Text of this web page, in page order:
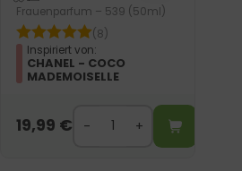
Frauenparfum – 539 (50ml)
(8)
Inspiriert von:
CHANEL - COCO
MADEMOISELLE
19,99 €